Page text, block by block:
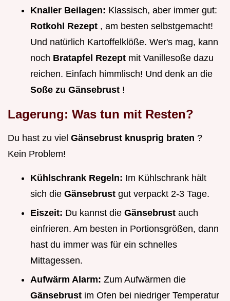
Knaller Beilagen: Klassisch, aber immer gut:
Rotkohl Rezept , am besten selbstgemacht!
Und natürlich Kartoffelklöße. Wer's mag, kann
noch Bratapfel Rezept mit Vanillesoße dazu
reichen. Einfach himmlisch! Und denk an die
Soße zu Gänsebrust !
Lagerung: Was tun mit Resten?
Du hast zu viel Gänsebrust knusprig braten ?
Kein Problem!
Kühlschrank Regeln: Im Kühlschrank hält
sich die Gänsebrust gut verpackt 2-3 Tage.
Eiszeit: Du kannst die Gänsebrust auch
einfrieren. Am besten in Portionsgrößen, dann
hast du immer was für ein schnelles
Mittagessen.
Aufwärm Alarm: Zum Aufwärmen die
Gänsebrust im Ofen bei niedriger Temperatur